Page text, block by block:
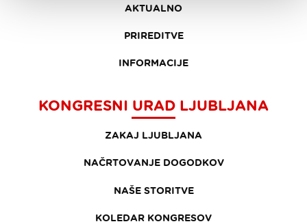
AKTUALNO
PRIREDITVE
INFORMACIJE
KONGRESNI URAD LJUBLJANA
ZAKAJ LJUBLJANA
NAČRTOVANJE DOGODKOV
NAŠE STORITVE
KOLEDAR KONGRESOV